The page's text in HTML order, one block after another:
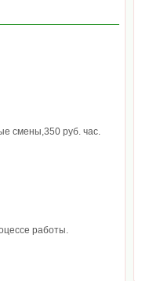
смены,350 руб. час.
работы.